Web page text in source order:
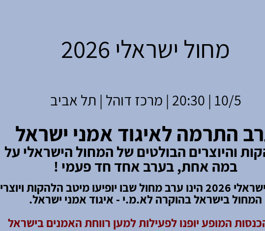
מחול ישראלי 2026
10/5 | 20:30 | מרכז דוהל | תל אביב
התרמה לאיגוד אמני ישראל
והיוצרים הבולטים של המחול הישראלי על
במה אחת, בערב אחד חד פעמי !
מחול ישראלי 2026 הינו ערב מחול שבו יופיעו מיטב הלהקות ויוצרי
המחול בישראל בהוקרה לא.מ.י - איגוד אמני ישראל.
המופע יופנו לפעילות למען רווחת האמנים בישראל